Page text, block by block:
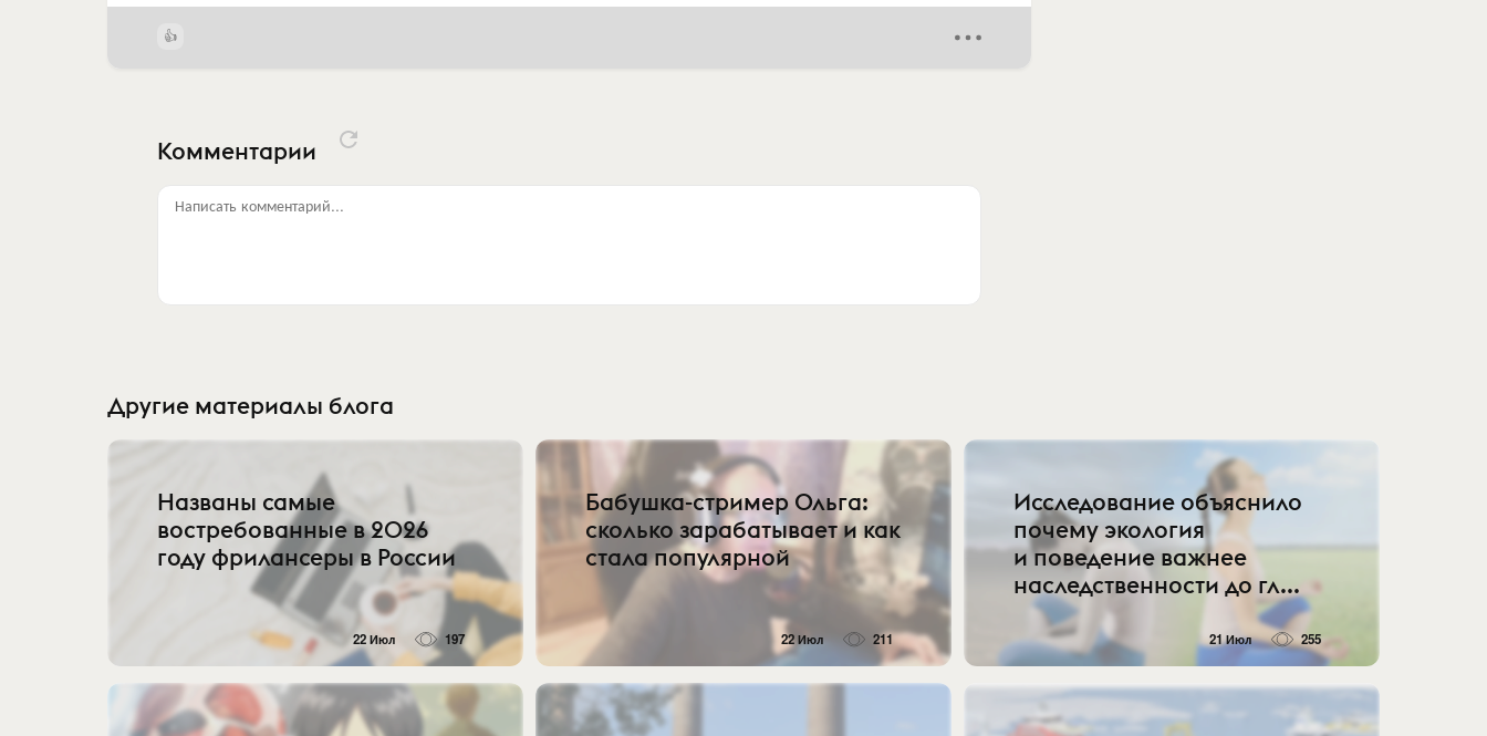
Комментарии
Написать комментарий...
Другие материалы блога
Названы самые
востребованные в 2026
году фрилансеры в России
22 Июл 197
Бабушка-стример Ольга:
сколько зарабатывает и как
стала популярной
22 Июл 211
Исследование объяснило
почему экология
и поведение важнее
наследственности до гл...
21 Июл 255